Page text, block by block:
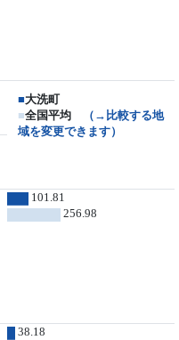
■大洗町
■全国平均
（→比較する地
域を変更できます）
101.81
256.98
38.18